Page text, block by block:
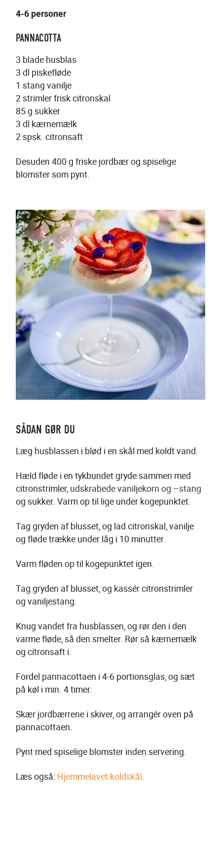
4-6 personer
PANNACOTTA
3 blade husblas
3 dl piskefløde
1 stang vanilje
2 strimler frisk citronskal
85 g sukker
3 dl kærnemælk
2 spsk. citronsaft
Desuden 400 g friske jordbær og spiselige
blomster som pynt.
SÅDAN GØR DU
Læg husblassen i blød i en skål med koldt vand.
Hæld fløde i en tykbundet gryde sammen med
citronstrimler, udskrabede vaniljekorn og –stang
og sukker. Varm op til lige under kogepunktet.
Tag gryden af blusset, og lad citronskal, vanilje
og fløde trække under låg i 10 minutter.
Varm fløden op til kogepunktet igen.
Tag gryden af blusset, og kassér citronstrimler
og vaniljestang.
Knug vandet fra husblassen, og rør den i den
varme fløde, så den smelter. Rør så kærnemælk
og citronsaft i.
Fordel pannacottaen i 4-6 portionsglas, og sæt
på køl i min. 4 timer.
Skær jordbærrene i skiver, og arrangér oven på
pannacottaen.
Pynt med spiselige blomster inden servering.
Læs også: Hjemmelavet koldskål